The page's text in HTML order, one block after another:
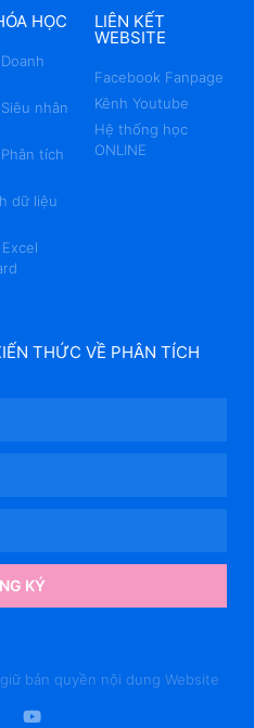
HỌC
nhân
tích
dữ liệu
LIÊN KẾT
WEBSITE
Facebook Fanpage
Kênh Youtube
Hệ thống học
ONLINE
THỨC VỀ PHÂN TÍCH
KÝ
bản quyền nội dung Website